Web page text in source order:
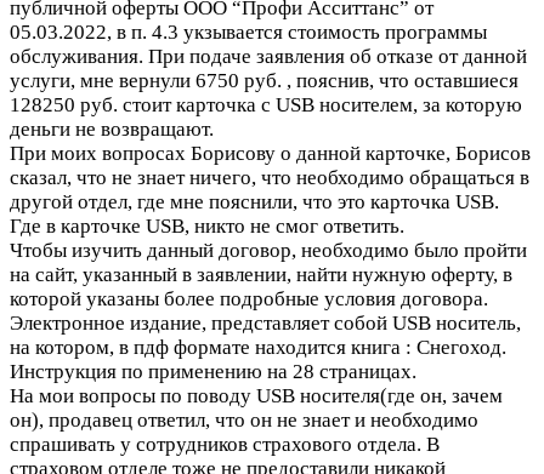
публичной оферты ООО “Профи Асситтанс” от
05.03.2022, в п. 4.3 укзывается стоимость программы
обслуживания. При подаче заявления об отказе от данной
услуги, мне вернули 6750 руб. , пояснив, что оставшиеся
128250 руб. стоит карточка с USB носителем, за которую
деньги не возвращают.
При моих вопросах Борисову о данной карточке, Борисов
сказал, что не знает ничего, что необходимо обращаться в
другой отдел, где мне пояснили, что это карточка USB.
Где в карточке USB, никто не смог ответить.
Чтобы изучить данный договор, необходимо было пройти
на сайт, указанный в заявлении, найти нужную оферту, в
которой указаны более подробные условия договора.
Электронное издание, представляет собой USB носитель,
на котором, в пдф формате находится книга : Снегоход.
Инструкция по применению на 28 страницах.
На мои вопросы по поводу USB носителя(где он, зачем
он), продавец ответил, что он не знает и необходимо
спрашивать у сотрудников страхового отдела. В
страховом отделе тоже не предоставили никакой